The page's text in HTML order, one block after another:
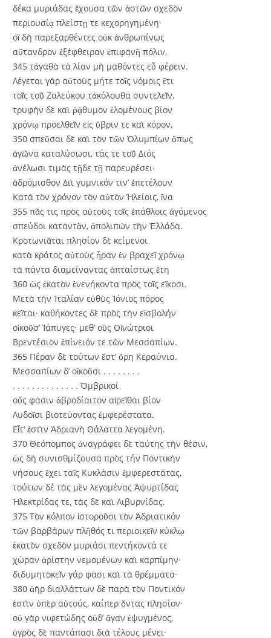
δέκα μυριάδας ἔχουσα τῶν ἀστῶν σχεδὸν
περιουσίᾳ πλείστῃ τε κεχορηγημένη·
οἳ δὴ παρεξαρθέντες οὐκ ἀνθρωπίνως
αὔτανδρον ἐξέφθειραν ἐπιφανῆ πόλιν,
345 τἀγαθὰ τὰ λίαν μὴ μαθόντες εὖ φέρειν.
Λέγεται γὰρ αὐτοὺς μήτε τοῖς νόμοις ἔτι
τοῖς τοῦ Ζαλεύκου τἀκόλουθα συντελεῖν,
τρυφὴν δὲ καὶ ῥᾴθυμον ἑλομένους βίον
χρόνῳ προελθεῖν εἰς ὕβριν τε καὶ κόρον,
350 σπεῦσαι δὲ καὶ τὸν τῶν Ὀλυμπίων ὅπως
ἀγῶνα καταλύσωσι, τάς τε τοῦ Διός
ἀνέλωσι τιμὰς τῇδε τῇ παρευρέσει·
ἁδρόμισθον Διὶ γυμνικόν τιν’ ἐπετέλουν
Κατὰ τὸν χρόνον τὸν αὐτὸν Ἠλείοις, ἵνα
355 πᾶς τις πρὸς αὐτοὺς τοῖς ἐπάθλοις ἀγόμενος
σπεύδοι καταντᾶν, ἀπολιπὼν τὴν Ἑλλάδα.
Κροτωνιᾶται πλησίον δὲ κείμενοι
κατὰ κράτος αὐτοὺς ἦραν ἐν βραχεῖ χρόνῳ
τὰ πάντα διαμείναντας ἀπταίστως ἔτη
360 ὡς ἑκατὸν ἐνενήκοντα πρὸς τοῖς εἴκοσι.
Μετὰ τὴν Ἰταλίαν εὐθὺς Ἰόνιος πόρος
κεῖται· καθήκοντες δὲ πρὸς τὴν εἰσβολήν
οἰκοῦσ’ Ἰάπυγες· μεθ’ οὓς Οἰνώτριοι
Βρεντέσιον ἐπίνειόν τε τῶν Μεσσαπίων.
365 Πέραν δὲ τούτων ἔστ’ ὄρη Κεραύνια.
Μεσσαπίων δ’ οἰκοῦσι . . . . . . . .
. . . . . . . . . . . . . . Ὀμβρικοί
οὕς φασιν ἀβροδίαιτον αἱρεῖθαι βίον
Λυδοῖσι βιοτεύοντας ἐμφερέστατα.
Εἶτ’ ἐστὶν Ἀδριανὴ Θάλαττα λεγομένη.
370 Θεόπομπος ἀναγράφει δὲ ταύτης τὴν θέσιν,
ὡς δὴ συνισθμίζουσα πρὸς τήν Ποντικὴν
νήσους ἔχει ταῖς Κυκλάσιν ἐμφερεστάτας,
τούτων δέ τὰς μὲν λεγομένας Ἀψυρτίδας
Ἠλεκτρίδας τε, τὰς δὲ καὶ Λιβυρνίδας.
375 Τὸν κόλπον ἱστοροῦσι τὸν Ἀδριατικόν
τῶν βαρβάρων πλῆθός τι περιοικεῖν κύκλῳ
ἑκατὸν σχεδὸν μυριάσι πεντήκοντά τε
χώραν ἀρίστην νεμομένων καὶ καρπίμην·
διδυμητοκεῖν γάρ φασι καὶ τὰ θρέμματα·
380 ἀὴρ διαλλάττων δὲ παρὰ τὸν Ποντικόν
ἐστὶν ὑπὲρ αὐτούς, καίπερ ὄντας πλησίον·
οὐ γὰρ νιφετώδης οὐδ’ ἄγαν ἐψυγμένος,
ὑγρὸς δὲ παντάπασι διὰ τέλους μένει·